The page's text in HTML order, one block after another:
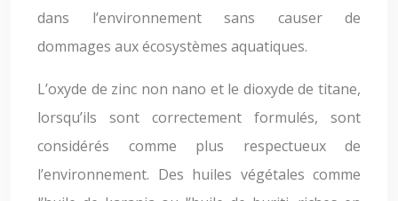
dans l’environnement sans causer de
dommages aux écosystèmes aquatiques.
L’oxyde de zinc non nano et le dioxyde de titane,
lorsqu’ils sont correctement formulés, sont
considérés comme plus respectueux de
l’environnement. Des huiles végétales comme